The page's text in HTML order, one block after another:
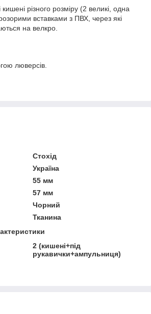
різного розміру (2 великі, одна
вставками з ПВХ, через які
на велкро.
люверсів.
Стохід
Україна
55 мм
57 мм
Чорний
Тканина
2 (кишені+під
рукавички+ампульниця)